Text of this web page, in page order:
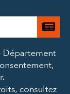
Je
à
Département
consultez